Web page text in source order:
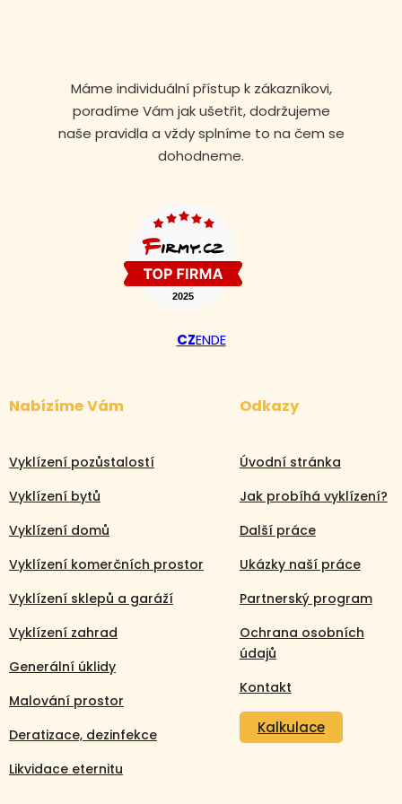
Máme individuální přístup k zákazníkovi,
poradíme Vám jak ušetřit, dodržujeme
naše pravidla a vždy splníme to na čem se
dohodneme.
CZENDE
Nabízíme Vám
Vyklízení pozůstalostí
Vyklízení bytů
Vyklízení domů
Vyklízení komerčních prostor
Vyklízení sklepů a garáží
Vyklízení zahrad
Generální úklidy
Malování prostor
Deratizace, dezinfekce
Likvidace eternitu
Odkazy
Úvodní stránka
Jak probíhá vyklízení?
Další práce
Ukázky naší práce
Partnerský program
Ochrana osobních
údajů
Kontakt
Kalkulace